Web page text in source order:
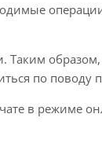
по поводу
в режиме